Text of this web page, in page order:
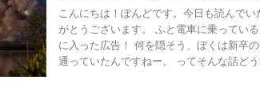
こんにちは！ぽんどです。今日も読んでい
がとうございます。 ふと電車に乗ってい
に入った広告！ 何を隠そう、ぼくは新卒
通っていたんですねー。 ってそんな話ど